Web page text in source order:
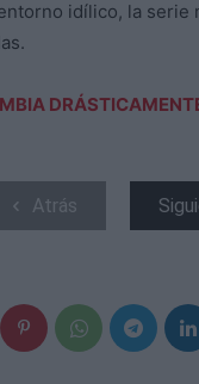
idílico, la serie
Atrás